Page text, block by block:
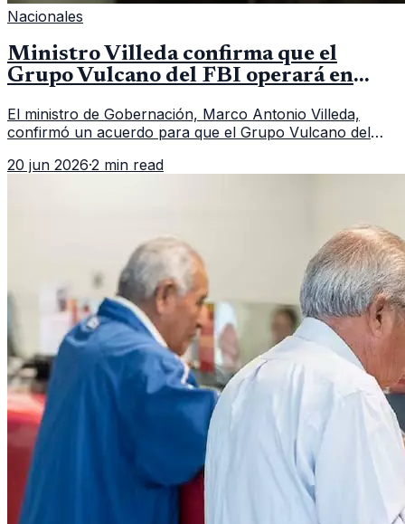
Nacionales
Ministro Villeda confirma que el
Grupo Vulcano del FBI operará en
El ministro de Gobernación, Marco Antonio Villeda,
confirmó un acuerdo para que el Grupo Vulcano del
fallido con la administración anterior del Ministerio
20 jun 2026·2 min read